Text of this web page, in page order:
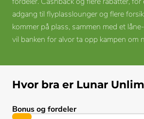
adgang til flyplasslounger og flere
kommer på plass, sammen med et
vil banken for alvor ta opp kampen om
Hvor bra er Lunar
Bonus og fordeler